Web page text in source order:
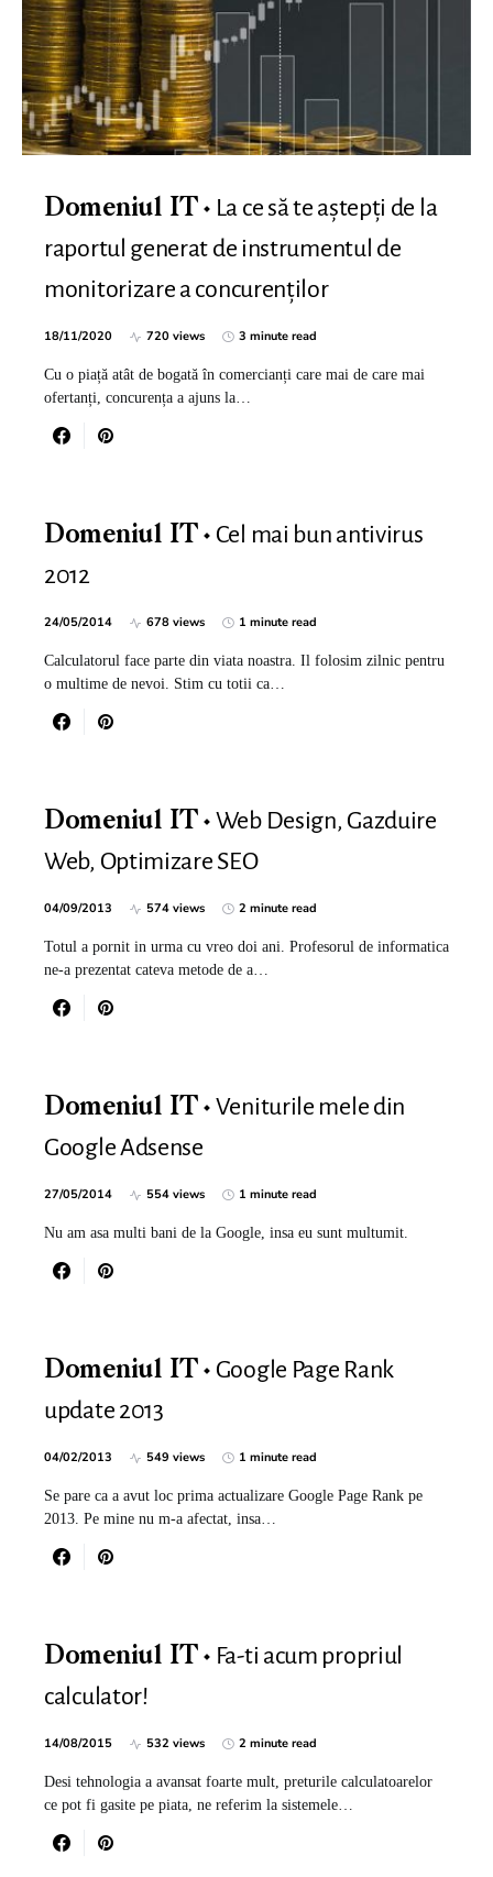
Domeniul IT
La ce să te aștepți de la
raportul generat de instrumentul de
monitorizare a concurenților
18/11/2020 720 views 3 minute read
Cu o piață atât de bogată în comercianți care mai de care mai
ofertanți, concurența a ajuns la…
Domeniul IT
Cel mai bun antivirus
2012
24/05/2014 678 views 1 minute read
Calculatorul face parte din viata noastra. Il folosim zilnic pentru
o multime de nevoi. Stim cu totii ca…
Domeniul IT
Web Design, Gazduire
Web, Optimizare SEO
04/09/2013 574 views 2 minute read
Totul a pornit in urma cu vreo doi ani. Profesorul de informatica
ne-a prezentat cateva metode de a…
Domeniul IT
Veniturile mele din
Google Adsense
27/05/2014 554 views 1 minute read
Nu am asa multi bani de la Google, insa eu sunt multumit.
Domeniul IT
Google Page Rank
update 2013
04/02/2013 549 views 1 minute read
Se pare ca a avut loc prima actualizare Google Page Rank pe
2013. Pe mine nu m-a afectat, insa…
Domeniul IT
Fa-ti acum propriul
calculator!
14/08/2015 532 views 2 minute read
Desi tehnologia a avansat foarte mult, preturile calculatoarelor
ce pot fi gasite pe piata, ne referim la sistemele…